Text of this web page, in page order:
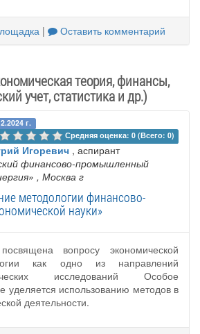
| Оставить комментарий
теория, финансы,
учет, статистика и др.)
г.
Средняя оценка: 0 (Всего: 0)
Игоревич , аспирант
финансово-промышленный
, Москва г
методологии финансово-
науки»
вопросу экономической
как одно из направлений
исследований Особое
уделяется использованию методов в
деятельности.